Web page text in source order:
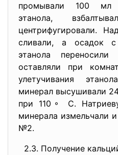
промывали 100 мл
этанола,
центрифугировали.
сливали, а осадок
этанола
оставляли при
улетучивания
минерал высушивали
при 110◦ С.
минерала измельчали
№2.
2.3. Получение